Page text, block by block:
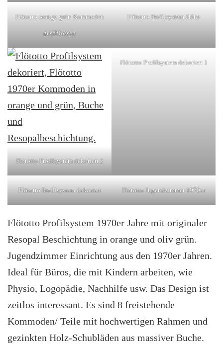
Flötotto orange grün Kommoden
geschlossen
Flütotto Profilsystem Höhe
Flötotto Profilsystem dekoriert 2
Flötotto Profilsystem dekoriert 1
Flötotto Profilsystem dekoriert Flötotto Jugendzimmer 1970er
Flötotto Profilsystem 1970er Jahre mit originaler
Resopal Beschichtung in orange und oliv grün.
Jugendzimmer Einrichtung aus den 1970er Jahren.
Ideal für Büros, die mit Kindern arbeiten, wie
Physio, Logopädie, Nachhilfe usw. Das Design ist
zeitlos interessant. Es sind 8 freistehende
Kommoden/ Teile mit hochwertigen Rahmen und
gezinkten Holz-Schubläden aus massiver Buche.